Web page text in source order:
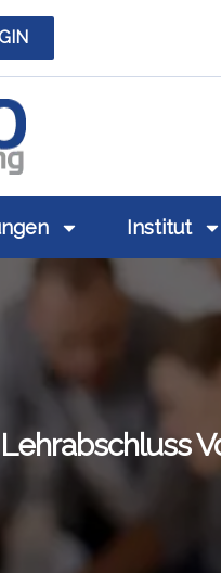
company/
Link zu https://
Institut
Lehrabschluss